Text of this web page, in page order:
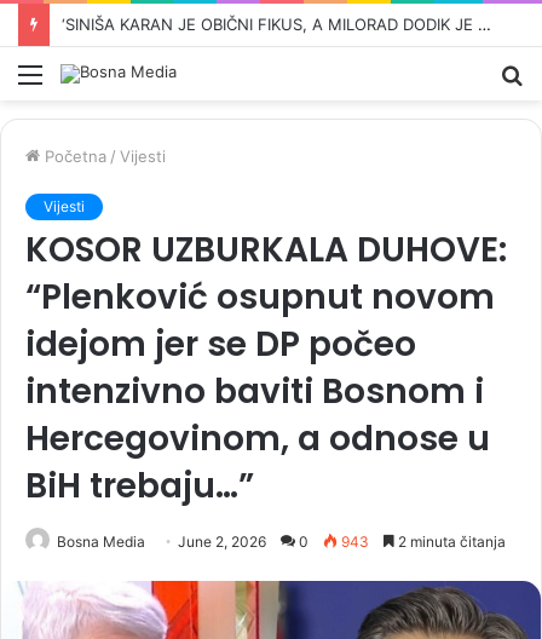
ŠOK VIJEST KOJA JE UZDRMALA SRBIJU: Vučićev djed iz Bugojna zvao se Ante
Meni
Početna / Vijesti
Vijesti
KOSOR UZBURKALA DUHOVE:
“Plenković osupnut novom
idejom jer se DP počeo
intenzivno baviti Bosnom i
Hercegovinom, a odnose u
BiH trebaju…”
Bosna Media June 2, 2026 0 943 2 minuta čitanja